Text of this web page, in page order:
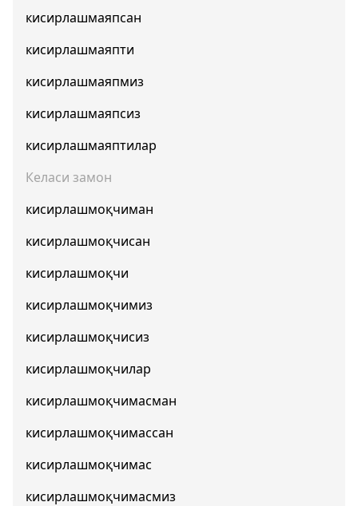
кисирлашмаяпсан
кисирлашмаяпти
кисирлашмаяпмиз
кисирлашмаяпсиз
кисирлашмаяптилар
Келаси замон
кисирлашмоқчиман
кисирлашмоқчисан
кисирлашмоқчи
кисирлашмоқчимиз
кисирлашмоқчисиз
кисирлашмоқчилар
кисирлашмоқчимасман
кисирлашмоқчимассан
кисирлашмоқчимас
кисирлашмоқчимасмиз